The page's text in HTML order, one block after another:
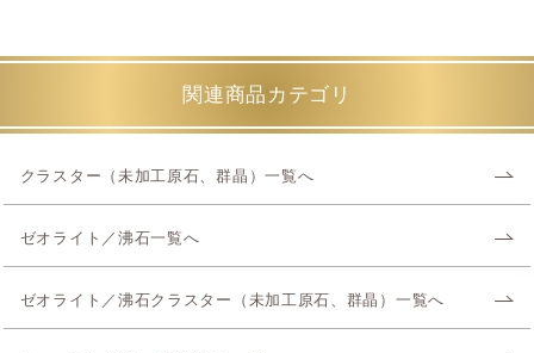
関連商品カテゴリ
クラスター（未加工原石、群晶）一覧へ
ゼオライト／沸石一覧へ
ゼオライト／沸石クラスター（未加工原石、群晶）一覧へ